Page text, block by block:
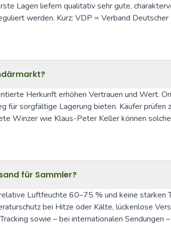
Lagen liefern qualitativ sehr gute,
werden. Kurz: VDP = Verband
Herkunft erhöhen Vertrauen und Wert.
sorgfältige Lagerung bieten. Käufer prüfen
Winzer wie Klaus-Peter Keller können
für Sammler?
Luftfeuchte 60–75 % und keine starken
bei Hitze oder Kälte, lückenlose
sowie – bei internationalen Sendungen